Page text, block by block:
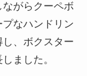
がらクーペボ
なハンドリン
、ボクスター
ました。